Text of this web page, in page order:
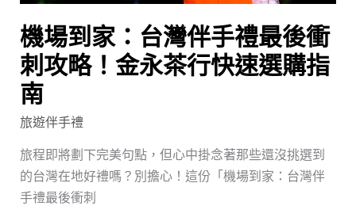
機場到家：台灣伴手禮最後衝
刺攻略！金永茶行快速選購指
南
旅遊伴手禮
旅程即將劃下完美句點，但心中掛念著那些還沒挑選到
的台灣在地好禮嗎？別擔心！這份「機場到家：台灣伴
手禮最後衝刺
衝
刺
攻
略！
金
永
茶
行
快